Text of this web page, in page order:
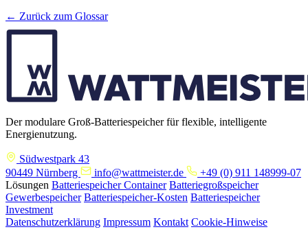
← Zurück zum Glossar
Der modulare Groß-Batteriespeicher für flexible, intelligente
Energienutzung.
Südwestpark 43
90449 Nürnberg
info@wattmeister.de
+49 (0) 911 148999-07
Lösungen Batteriespeicher Container Batteriegroßspeicher
Gewerbespeicher Batteriespeicher-Kosten Batteriespeicher
Investment
Datenschutzerklärung Impressum Kontakt Cookie-Hinweise